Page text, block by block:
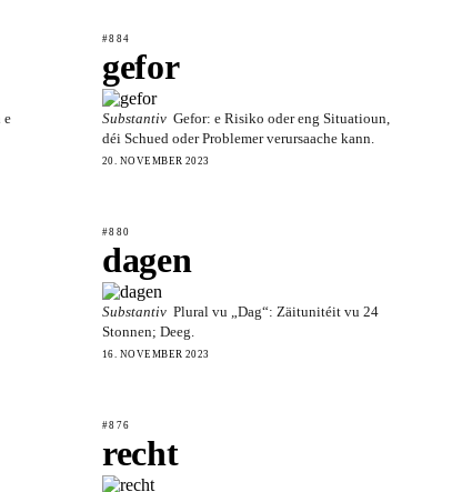
e
#884
gefor
Substantiv Gefor: e Risiko oder eng Situatioun,
déi Schued oder Problemer verursaache kann.
20. NOVEMBER 2023
#880
dagen
Substantiv Plural vu „Dag“: Zäitunitéit vu 24
Stonnen; Deeg.
16. NOVEMBER 2023
#876
recht